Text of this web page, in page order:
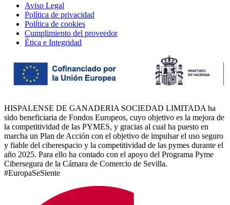
Aviso Legal
Política de privacidad
Política de cookies
Cumplimiento del proveedor
Ética e Integridad
HISPALENSE DE GANADERIA SOCIEDAD LIMITADA ha
sido beneficiaria de Fondos Europeos, cuyo objetivo es la mejora de
la competitividad de las PYMES, y gracias al cual ha puesto en
marcha un Plan de Acción con el objetivo de impulsar el uso seguro
y fiable del ciberespacio y la competitividad de las pymes durante el
año 2025. Para ello ha contado con el apoyo del Programa Pyme
Cibersegura de la Cámara de Comercio de Sevilla.
#EuropaSeSiente